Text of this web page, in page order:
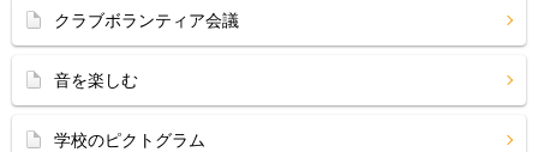
クラブボランティア会議
音を楽しむ
学校のピクトグラム